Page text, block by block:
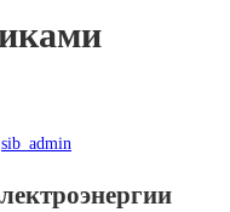
sib_admin